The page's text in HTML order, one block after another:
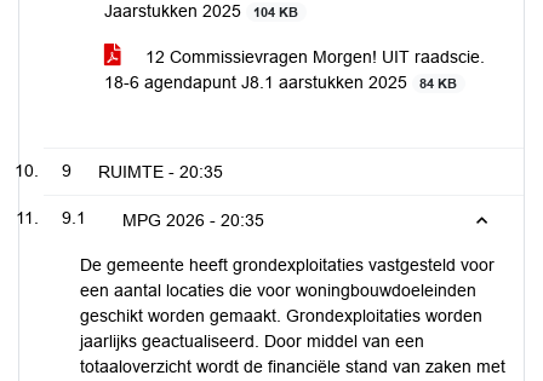
Jaarstukken 2025
104 KB
12 Commissievragen Morgen! UIT raadscie.
18-6 agendapunt J8.1 aarstukken 2025
84 KB
9 RUIMTE - 20:35
9.1 MPG 2026 - 20:35
De gemeente heeft grondexploitaties vastgesteld voor
een aantal locaties die voor woningbouwdoeleinden
geschikt worden gemaakt. Grondexploitaties worden
jaarlijks geactualiseerd. Door middel van een
totaaloverzicht wordt de financiële stand van zaken met